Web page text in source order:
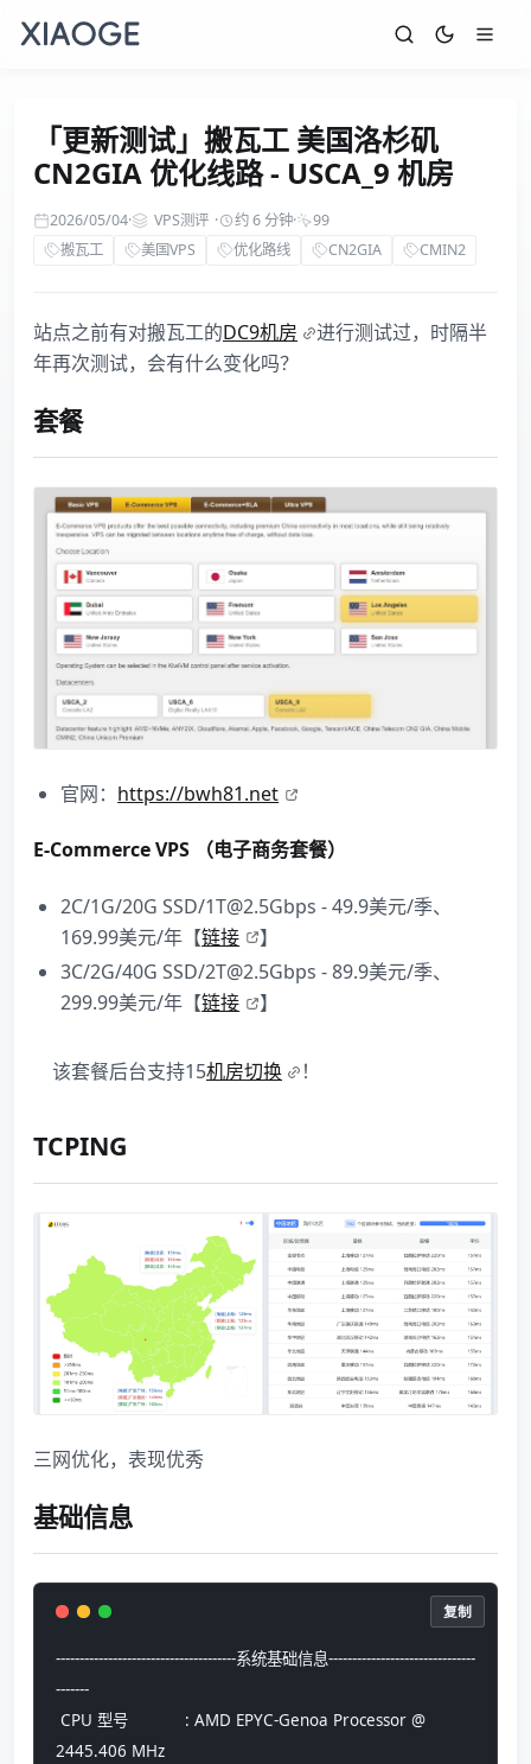
「更新测试」搬瓦工 美国洛杉矶
CN2GIA 优化线路 - USCA_9 机房
2026/05/04· VPS测评 · 约 6 分钟·
99
搬瓦工
美国VPS 优化路线 CN2GIA CMIN2
站点之前有对搬瓦工的DC9机房
进行测试过，时隔半
年再次测试，会有什么变化吗？
套餐
官网： https://bwh81.net
E-Commerce VPS （电子商务套餐）
2C/1G/20G SSD/1T@2.5Gbps - 49.9美元/季、
169.99美元/年【链接
】
3C/2G/40G SSD/2T@2.5Gbps - 89.9美元/季、
299.99美元/年【链接 】
该套餐后台支持15机房切换 ！
TCPING
三网优化，表现优秀
基础信息
--------------------------------------系统基础信息-------------------------------
-------
2445.406 MHz
复制